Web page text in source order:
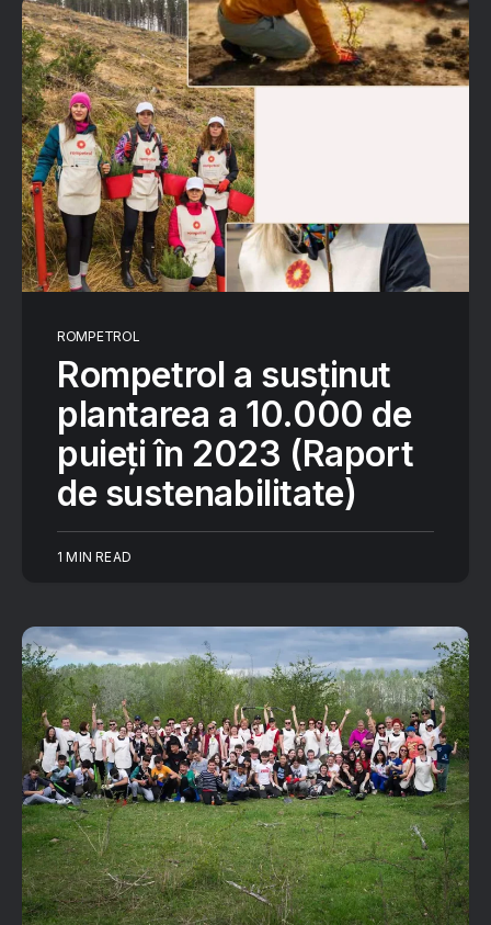
ROMPETROL
Rompetrol a susținut
plantarea a 10.000 de
puieți în 2023 (Raport
de sustenabilitate)
1 MIN READ